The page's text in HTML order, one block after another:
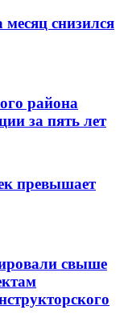
снизился
района
за пять лет
превышает
свыше